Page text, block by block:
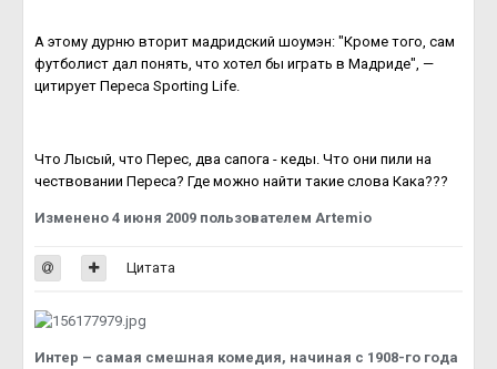
А этому дурню вторит мадридский шоумэн: "Кроме того, сам
футболист дал понять, что хотел бы играть в Мадриде", —
цитирует Переса Sporting Life.
Что Лысый, что Перес, два сапога - кеды. Что они пили на
чествовании Переса? Где можно найти такие слова Кака???
Изменено 4 июня 2009 пользователем Artemio
Цитата
Интер – самая смешная комедия, начиная с 1908-го года